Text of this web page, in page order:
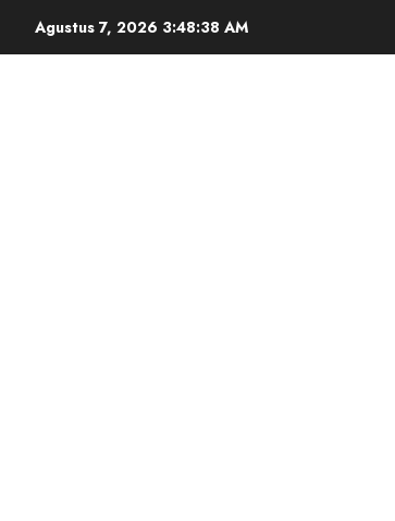
Agustus 7, 2026 3:48:39 AM